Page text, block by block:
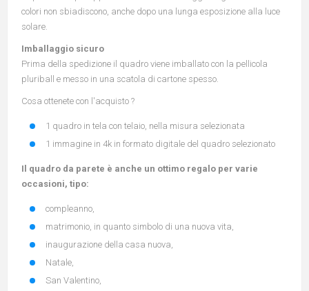
colori non sbiadiscono, anche dopo una lunga esposizione alla luce
solare.
Imballaggio sicuro
Prima della spedizione il quadro viene imballato con la pellicola
pluriball e messo in una scatola di cartone spesso.
Cosa ottenete con l'acquisto ?
1 quadro in tela con telaio, nella misura selezionata
1 immagine in 4k in formato digitale del quadro selezionato
Il quadro da parete è anche un ottimo regalo per varie
occasioni, tipo:
compleanno,
matrimonio, in quanto simbolo di una nuova vita,
inaugurazione della casa nuova,
Natale,
San Valentino,